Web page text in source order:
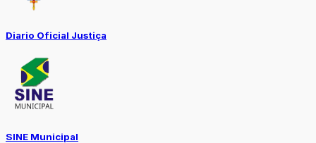
Diario Oficial Justiça
SINE Municipal